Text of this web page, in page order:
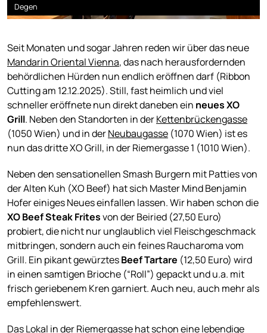
Degen
Seit Monaten und sogar Jahren reden wir über das neue
Mandarin Oriental Vienna, das nach herausfordernden
behördlichen Hürden nun endlich eröffnen darf (Ribbon
Cutting am 12.12.2025). Still, fast heimlich und viel
schneller eröffnete nun direkt daneben ein neues XO
Grill. Neben den Standorten in derKettenbrückengasse
(1050 Wien) und in derNeubaugasse (1070 Wien) ist es
nun das dritte XO Grill, in der Riemergasse 1 (1010 Wien).
Neben den sensationellen Smash Burgern mit Patties von
der Alten Kuh (XO Beef) hat sich Master Mind Benjamin
Hofer einiges Neues einfallen lassen. Wir haben schon die
XO Beef Steak Fritesvon der Beiried (27,50 Euro)
probiert, die nicht nur unglaublich viel Fleischgeschmack
mitbringen, sondern auch ein feines Raucharoma vom
Grill. Ein pikant gewürztesBeef Tartare (12,50 Euro) wird
in einen samtigen Brioche (“Roll”) gepackt und u.a. mit
frisch geriebenem Kren garniert. Auch neu, auch mehr als
empfehlenswert.
Das Lokal in der Riemergasse hat schon eine lebendige